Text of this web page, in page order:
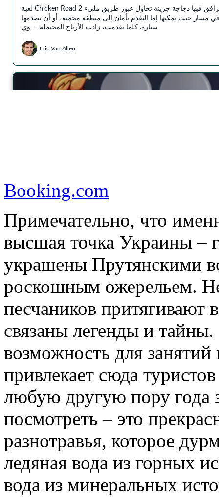
Booking.com
Примечательно, что
высшая точка Украины –
украшены Прутянскими
роскошным ожерельем.
песчаников притягивают
связаны легенды и
возможность для
привлекает сюда
любую другую пору года
посмотреть – это
разнотравья, которое
ледяная вода из горных
вода из минеральных